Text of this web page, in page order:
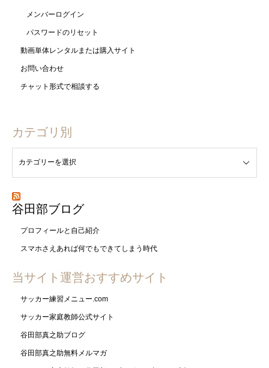
メンバーログイン
パスワードのリセット
動画単体レンタルまたは購入サイト
お問い合わせ
チャット形式で相談する
カテゴリ別
谷田部ブログ
プロフィールと自己紹介
スマホさえあれば何でもできてしまう時代
当サイト運営おすすめサイト
サッカー練習メニュー.com
サッカー家庭教師公式サイト
谷田部真之助ブログ
谷田部真之助無料メルマガ